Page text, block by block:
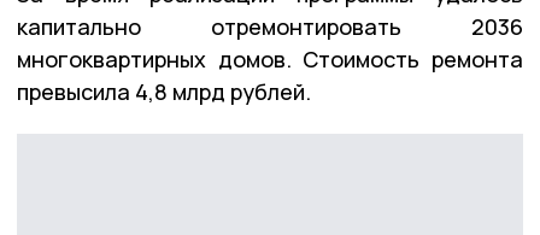
капитально отремонтировать 2036
многоквартирных домов. Стоимость ремонта
превысила 4,8 млрд рублей.